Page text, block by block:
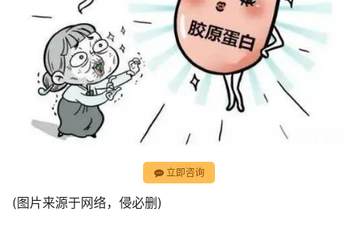
立即咨询
(图片来源于网络，侵必删)